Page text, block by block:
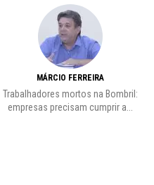
MÁRCIO FERREIRA
Trabalhadores mortos na Bombril:
empresas precisam cumprir a...